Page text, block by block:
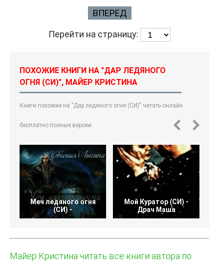
ВПЕРЕД
Перейти на страницу:
ПОХОЖИЕ КНИГИ НА "ДАР ЛЕДЯНОГО
ОГНЯ (СИ)", МАЙЕР КРИСТИНА
Книги похожие на "Дар ледяного огня (СИ)" читать онлайн
бесплатно полные версии.
Меч ледяного огня
(СИ) -
Мой Куратор (СИ) -
Драч Маша
Майер Кристина читать все книги автора по